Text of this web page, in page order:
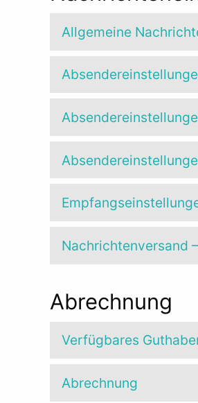
Allgemeine
Nachrichtenversand
Abrechnung
Verfügbares
Abrechnung